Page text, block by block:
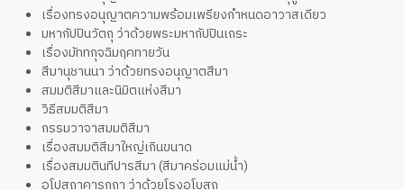
เรื่องทรงอนุญาตความพร้อมเพรียงกำหนดอาวาสเดียว
มหากัปปินวัตถุ ว่าด้วยพระมหากัปปินเถระ
เรื่องมัททกุจฉิมฤคทายวัน
สีมานุชานนา ว่าด้วยทรงอนุญาตสีมา
สมมติสีมาและนิมิตแห่งสีมา
วิธีสมมติสีมา
กรรมวาจาสมมติสีมา
เรื่องสมมติสีมาใหญ่เกินขนาด
เรื่องสมมตินทีปารสีมา (สีมาคร่อมแม่น้ำ)
อุโปสถาคารกถา ว่าด้วยโรงอุโบสถ